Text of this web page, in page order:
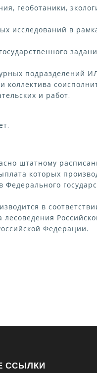
геоботаники,
исследований в
подразделений
коллектива
и работ.
штатному
которых
в
Федерации.
ССЫЛКИ